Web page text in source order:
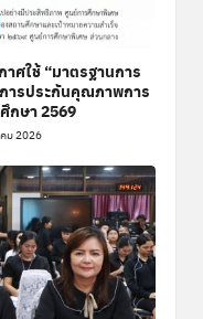
ศใช้ “มาตรฐานการ
ารประกันคุณภาพการ
กษา 2569
ม 2026